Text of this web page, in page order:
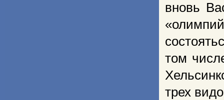
вновь
том
трех